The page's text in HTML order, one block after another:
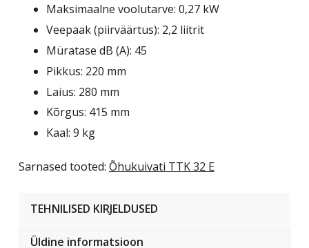
Maksimaalne voolutarve: 0,27 kW
Veepaak (piirväärtus): 2,2 liitrit
Müratase dB (A): 45
Pikkus: 220 mm
Laius: 280 mm
Kõrgus: 415 mm
Kaal: 9 kg
Sarnased tooted: Õhukuivati TTK 32 E
TEHNILISED KIRJELDUSED
Üldine informatsioon